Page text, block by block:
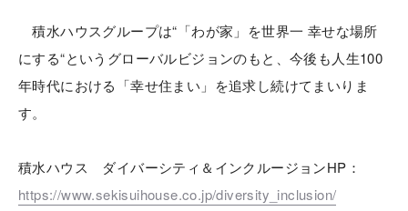
積水ハウスグループは“「わが家」を世界一 幸せな場所
にする“というグローバルビジョンのもと、今後も人生100
年時代における「幸せ住まい」を追求し続けてまいりま
す。
積水ハウス ダイバーシティ＆インクルージョンHP：
https://www.sekisuihouse.co.jp/diversity_inclusion/